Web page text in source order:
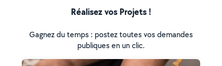
Réalisez vos Projets !
Gagnez du temps : postez toutes vos demandes
publiques en un clic.